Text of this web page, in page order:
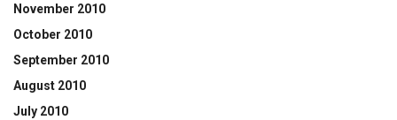
November 2010
October 2010
September 2010
August 2010
July 2010